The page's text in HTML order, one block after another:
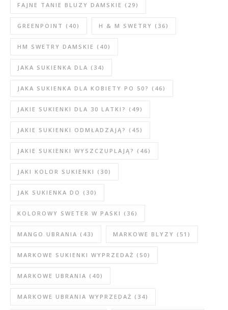
FAJNE TANIE BLUZY DAMSKIE (29)
GREENPOINT (40) H & M SWETRY (36)
HM SWETRY DAMSKIE (40)
JAKA SUKIENKA DLA (34)
JAKA SUKIENKA DLA KOBIETY PO 50? (46)
JAKIE SUKIENKI DLA 30 LATKI? (49)
JAKIE SUKIENKI ODMŁADZAJĄ? (45)
JAKIE SUKIENKI WYSZCZUPLAJĄ? (46)
JAKI KOLOR SUKIENKI (30)
JAK SUKIENKA DO (30)
KOLOROWY SWETER W PASKI (36)
MANGO UBRANIA (43) MARKOWE BLYZY (51)
MARKOWE SUKIENKI WYPRZEDAŻ (50)
MARKOWE UBRANIA (40)
MARKOWE UBRANIA WYPRZEDAŻ (34)